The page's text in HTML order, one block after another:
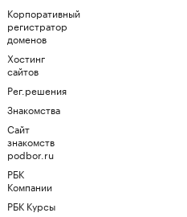
Корпоративный
регистратор
доменов
Хостинг
сайтов
Рег.решения
Знакомства
Сайт
знакомств
podbor.ru
РБК
Компании
РБК Курсы